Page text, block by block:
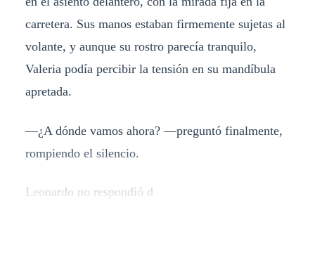
carretera. Sus manos estaban firmemente sujetas al
volante, y aunque su rostro parecía tranquilo,
Valeria podía percibir la tensión en su mandíbula
apretada.
—¿A dónde vamos ahora? —preguntó finalmente,
rompiendo el silencio.
Leonardo no respondió d